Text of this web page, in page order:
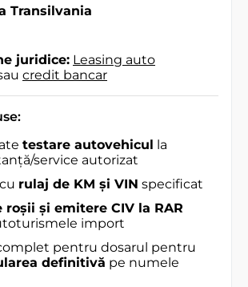
Transilvania
juridice: Leasing auto
credit bancar
testare autovehicul la
service autorizat
rulaj de KM și VIN specificat
roșii și emitere CIV la RAR
import
pentru dosarul pentru
definitivă pe numele